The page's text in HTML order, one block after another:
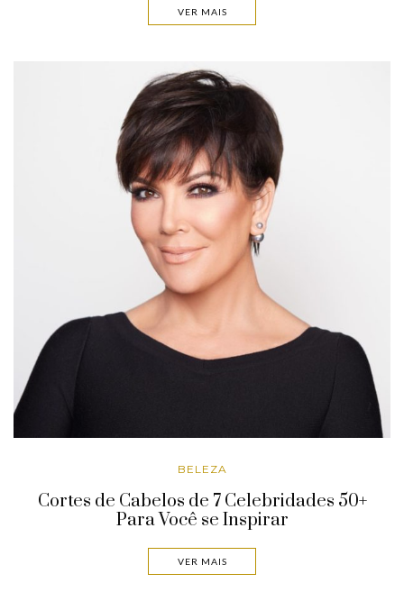
VER MAIS
BELEZA
Cortes de Cabelos de 7 Celebridades 50+
Para Você se Inspirar
VER MAIS